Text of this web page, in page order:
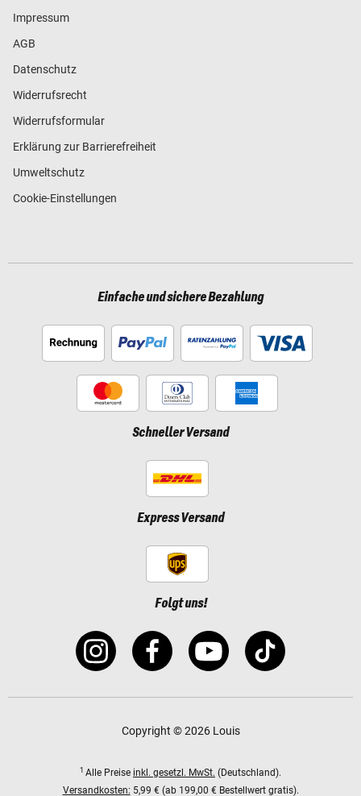
Impressum
AGB
Datenschutz
Widerrufsrecht
Widerrufsformular
Erklärung zur Barrierefreiheit
Umweltschutz
Cookie-Einstellungen
Einfache und sichere Bezahlung
Schneller Versand
Express Versand
Folgt uns!
Copyright © 2026 Louis
1 Alle Preise inkl. gesetzl. MwSt. (Deutschland).
Versandkosten: 5,99 € (ab 199,00 € Bestellwert gratis).